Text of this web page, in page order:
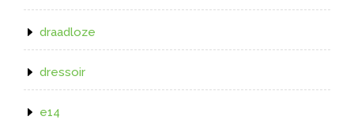
draadloze
dressoir
e14